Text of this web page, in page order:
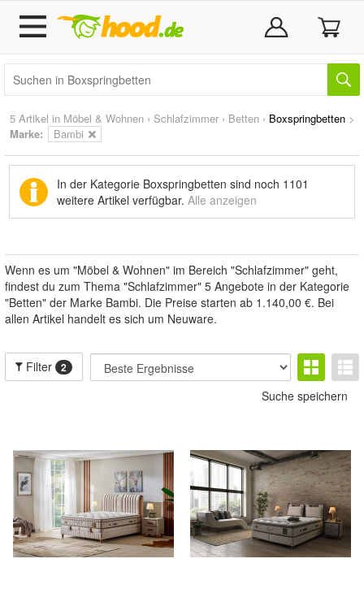
5 Artikel in Möbel & Wohnen › Schlafzimmer › Betten › Boxspringbetten >
Marke: Bambi
In der Kategorie Boxspringbetten sind noch 1101
weitere Artikel verfügbar. Alle anzeigen
Wenn es um "Möbel & Wohnen" im Bereich "Schlafzimmer" geht,
findest du zum Thema "Schlafzimmer" 5 Angebote in der Kategorie
"Betten" der Marke Bambi. Die Preise starten ab 1.140,00 €. Bei
allen Artikel handelt es sich um Neuware.
Filter 2
Suche speichern